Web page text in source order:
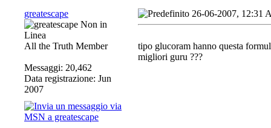
greatescape
All the Truth Member
Messaggi: 20,462
Data registrazione: Jun
2007
26-06-2007, 12:31
tipo glucoram hanno questa
migliori guru ???